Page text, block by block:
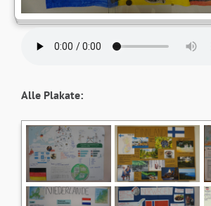
Alle Plakate: